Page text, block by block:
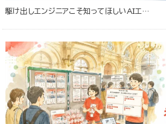
駆け出しエンジニアこそ知ってほしいAIエ…